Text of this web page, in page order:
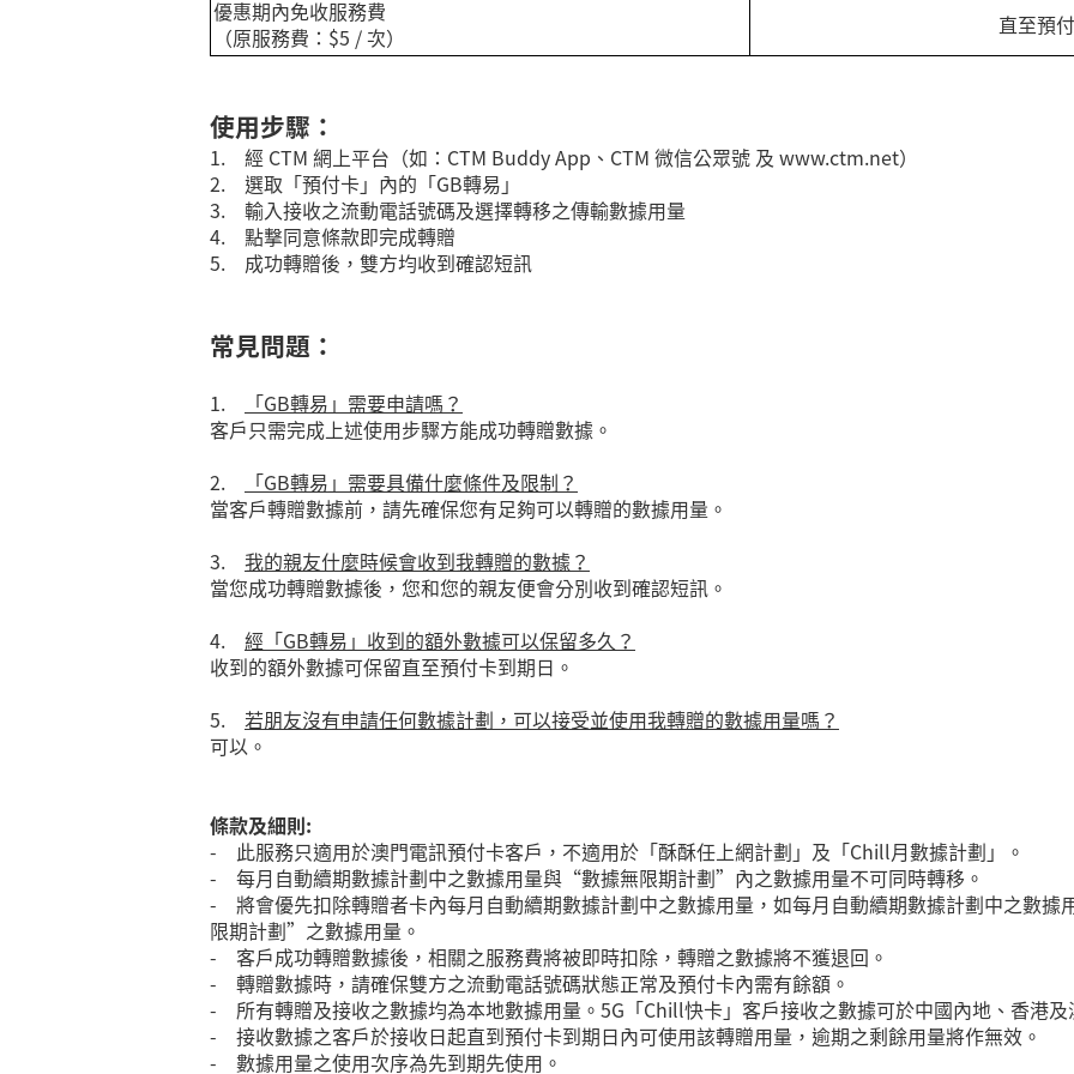
優惠期內免收服務費
（原服務費：$5 / 次）
直至預
使用步驟：
1. 經 CTM 網上平台（如：CTM Buddy App、CTM 微信公眾號 及 www.ctm.net）
2. 選取「預付卡」內的「GB轉易」
3. 輸入接收之流動電話號碼及選擇轉移之傳輸數據用量
4. 點撃同意條款即完成轉贈
5. 成功轉贈後，雙方均收到確認短訊
常見問題：
1.
「GB轉易」需要申請嗎？
客戶只需完成上述使用步驟方能成功轉贈數據。
2.
「GB轉易」需要具備什麼條件及限制？
當客戶轉贈數據前，請先確保您有足夠可以轉贈的數據用量。
3. 我的親友什麼時候會收到我轉贈的數據？
當您成功轉贈數據後，您和您的親友便會分別收到確認短訊。
4. 經「GB轉易」收到的額外數據可以保留多久？
收到的額外數據可保留直至預付卡到期日。
5. 若朋友沒有申請任何數據計劃，可以接受並使用我轉贈的數據用量嗎？
可以。
條款及細則:
- 此服務只適用於澳門電訊預付卡客戶，不適用於「酥酥任上網計劃」及「Chill月數據計劃」。
- 每月自動續期數據計劃中之數據用量與“數據無限期計劃”內之數據用量不可同時轉移。
- 將會優先扣除轉贈者卡內每月自動續期數據計劃中之數據用量，如每月自動續期數據計劃中之數
限期計劃”之數據用量。
- 客戶成功轉贈數據後，相關之服務費將被即時扣除，轉贈之數據將不獲退回。
- 轉贈數據時，請確保雙方之流動電話號碼狀態正常及預付卡內需有餘額。
- 所有轉贈及接收之數據均為本地數據用量。5G「Chill快卡」客戶接收之數據可於中國內地、香港及
- 接收數據之客戶於接收日起直到預付卡到期日內可使用該轉贈用量，逾期之剩餘用量將作無效。
- 數據用量之使用次序為先到期先使用。